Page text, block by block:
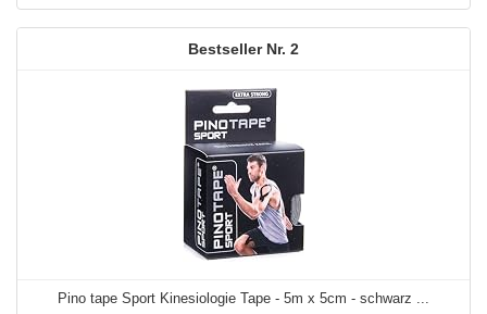
2
Pino tape Sport Kinesiologie Tape - 5m x 5cm - schwarz ...